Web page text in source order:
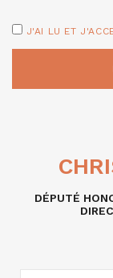
J'AI LU ET
DÉPUTÉ